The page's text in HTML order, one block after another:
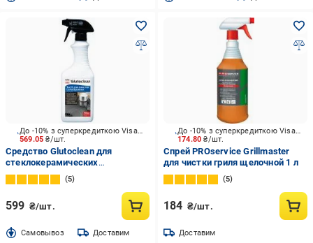
569.05₴/шт.
До -10% з суперкредиткою Visa Вигода
Средство Glutoclean для
стеклокерамических
поверхностей 0,75 л
5
599 ₴/шт.
Cамовывоз Доставим
174.80₴/шт.
До -10% з суперкредиткою Visa Вигода
Спрей PROservice Grillmaster
для чистки гриля щелочной 1 л
5
184 ₴/шт.
Доставим